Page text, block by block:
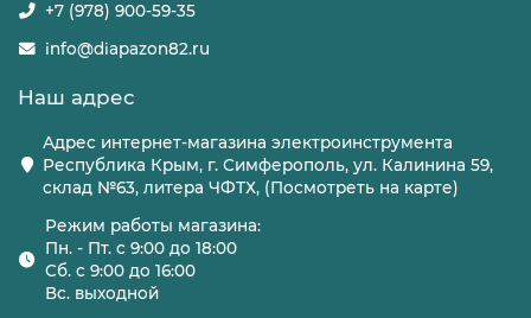
+7 (978) 900-59-35
info@diapazon82.ru
Наш адрес
Адрес интернет-магазина электроинструмента
Республика Крым, г. Симферополь, ул. Калинина 59,
склад №63, литера ЧФТХ, (Посмотреть на карте)
Режим работы магазина:
Пн. - Пт. с 9:00 до 18:00
Сб. с 9:00 до 16:00
Вс. выходной